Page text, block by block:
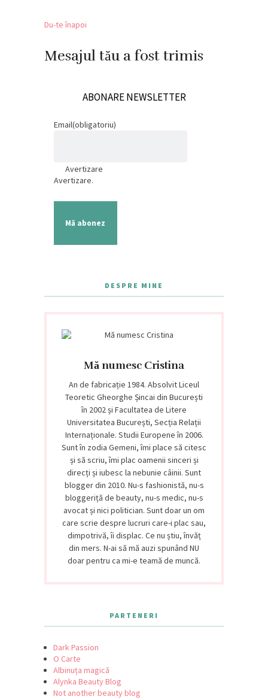
Du-te înapoi
Mesajul tău a fost trimis
ABONARE NEWSLETTER
Email(obligatoriu)
Avertizare
Avertizare.
Mă abonez
DESPRE MINE
Mă numesc Cristina
An de fabricație 1984. Absolvit Liceul
Teoretic Gheorghe Șincai din București
în 2002 și Facultatea de Litere
Universitatea București, Secția Relații
Internaționale. Studii Europene în 2006.
Sunt în zodia Gemeni, îmi place să citesc
și să scriu, îmi plac oamenii sinceri și
direcți și iubesc la nebunie câinii. Sunt
blogger din 2010. Nu-s fashionistă, nu-s
bloggeriță de beauty, nu-s medic, nu-s
avocat și nici politician. Sunt doar un om
care scrie despre lucruri care-i plac sau,
dimpotrivă, îi displac. Ce nu știu, învăț
din mers. N-ai să mă auzi spunând NU
doar pentru ca mi-e teamă de muncă.
PARTENERI
Dark Passion
O Carte
Albinuța magică
Alynka Beauty Blog
Not another beauty blog